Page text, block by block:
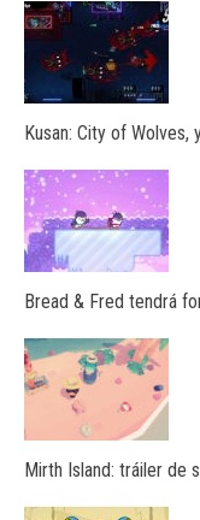
Kusan: City of
Bread & Fred tendrá
Mirth Island: tráiler de